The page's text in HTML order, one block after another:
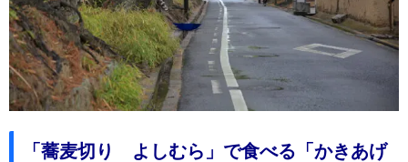
「蕎麦切り よしむら」で食べる「かきあげ